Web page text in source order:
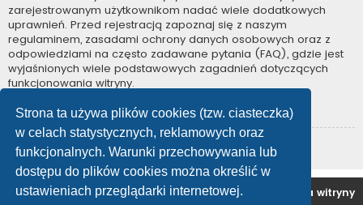
Strona ta używa plików cookies (tzw. ciasteczka)
w celach statystycznych, reklamowych oraz
funkcjonalnych. Warunki przechowywania lub
dostępu do plików cookies można określić w
ustawieniach przeglądarki internetowej.
zarejestrowanym użytkownikom nadać wiele dodatkowych
uprawnień. Przed rejestracją zapoznaj się z naszym
regulaminem, zasadami ochrony danych osobowych oraz z
odpowiedziami na często zadawane pytania (FAQ), gdzie jest
wyjaśnionych wiele podstawowych zagadnień dotyczących
funkcjonowania witryny.
Regulamin |Zasady ochrony danych osobowych
Zarejestruj się
Forum OC PL Strona główna Usuń ciasteczka witryny